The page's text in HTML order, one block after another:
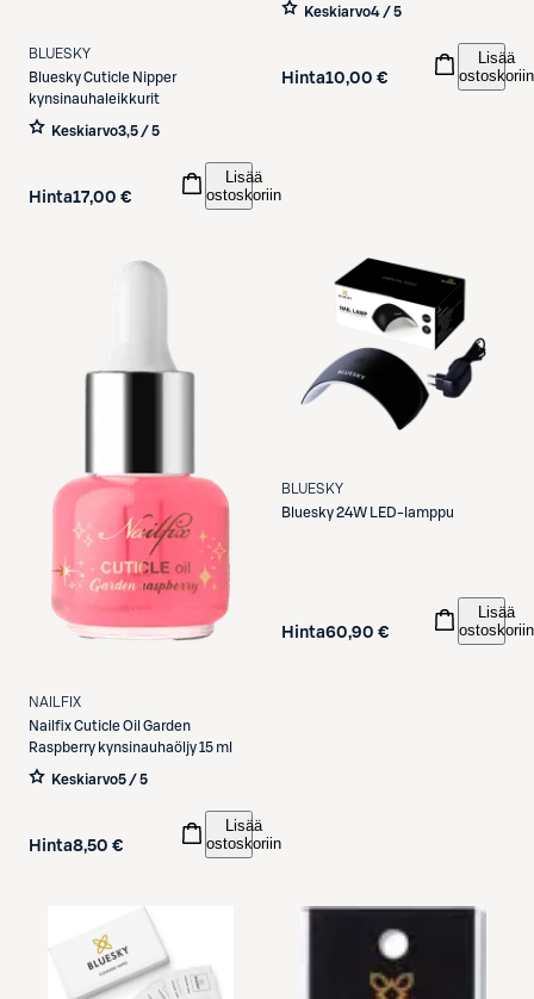
BLUESKY
BlueskyCuticle Nipper
kynsinauhaleikkurit
Keskiarvo3,5 / 5
Hinta17,00 €
Lisää
ostoskoriin
Keskiarvo4 / 5
Hinta10,00 €
Lisää
ostoskoriin
NAILFIX
NailfixCuticle Oil Garden
Raspberry kynsinauhaöljy 15 ml
Keskiarvo5 / 5
Hinta8,50 €
Lisää
ostoskoriin
BLUESKY
Bluesky24W LED-lamppu
Hinta60,90 €
Lisää
ostoskoriin